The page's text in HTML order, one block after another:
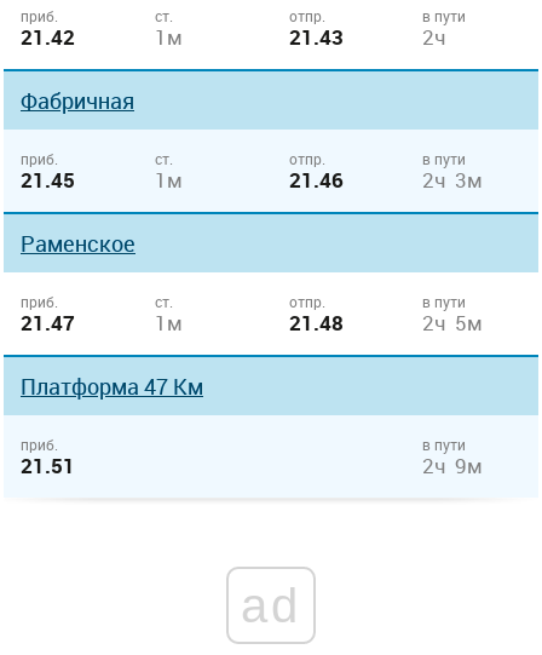
приб.
21.42
ст.
1м
отпр.
21.43
в пути
2ч
Фабричная
приб.
21.45
ст.
1м
отпр.
21.46
в пути
2ч 3м
Раменское
приб.
21.47
ст.
1м
отпр.
21.48
в пути
2ч 5м
Платформа 47 Км
приб.
21.51
в пути
2ч 9м
ad